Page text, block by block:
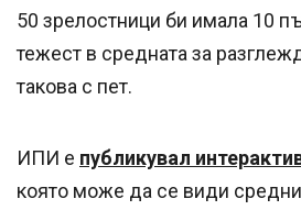
50 зрелостници би имала 10
тежест в средната за
такова с пет.
ИПИ е публикувал
която може да се види